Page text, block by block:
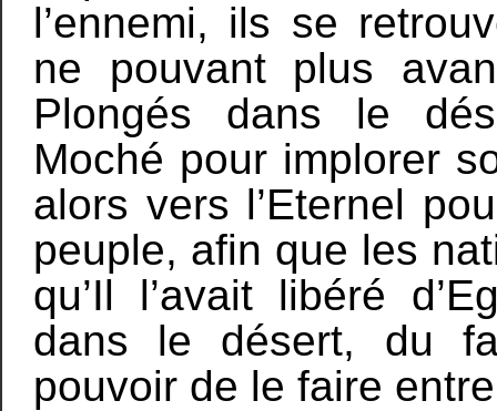
l’ennemi, ils se
ne pouvant plus
Plongés dans le
Moché pour implorer
alors vers l’Eternel
peuple, afin que les
qu’Il l’avait libéré
dans le désert, du
pouvoir de le faire